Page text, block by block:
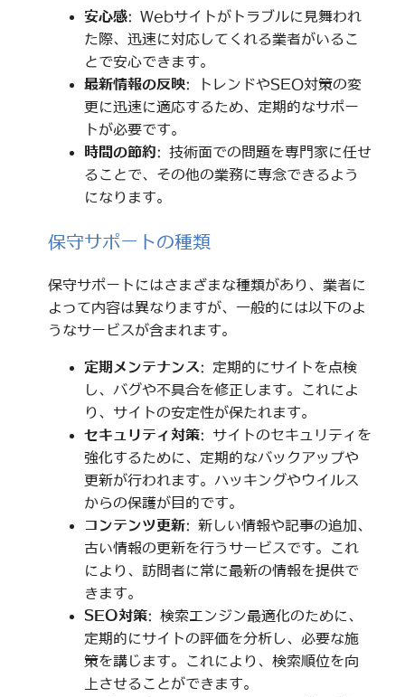
安心感: Webサイトがトラブルに見舞われ
た際、迅速に対応してくれる業者がいるこ
とで安心できます。
最新情報の反映: トレンドやSEO対策の変
更に迅速に適応するため、定期的なサポー
トが必要です。
時間の節約: 技術面での問題を専門家に任せ
ることで、その他の業務に専念できるよう
になります。
保守サポートの種類
保守サポートにはさまざまな種類があり、業者に
よって内容は異なりますが、一般的には以下のよ
うなサービスが含まれます。
定期メンテナンス: 定期的にサイトを点検
し、バグや不具合を修正します。これによ
り、サイトの安定性が保たれます。
セキュリティ対策: サイトのセキュリティを
強化するために、定期的なバックアップや
更新が行われます。ハッキングやウイルス
からの保護が目的です。
コンテンツ更新: 新しい情報や記事の追加、
古い情報の更新を行うサービスです。これ
により、訪問者に常に最新の情報を提供で
きます。
SEO対策: 検索エンジン最適化のために、
定期的にサイトの評価を分析し、必要な施
策を講じます。これにより、検索順位を向
上させることができます。